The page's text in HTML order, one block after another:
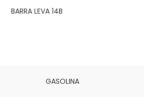
BARRA LEVA 14B
GASOLINA